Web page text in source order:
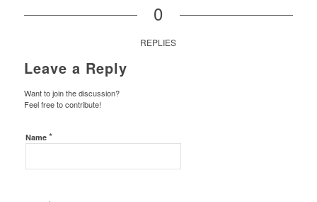
0
REPLIES
Leave a Reply
Want to join the discussion?
Feel free to contribute!
Name *